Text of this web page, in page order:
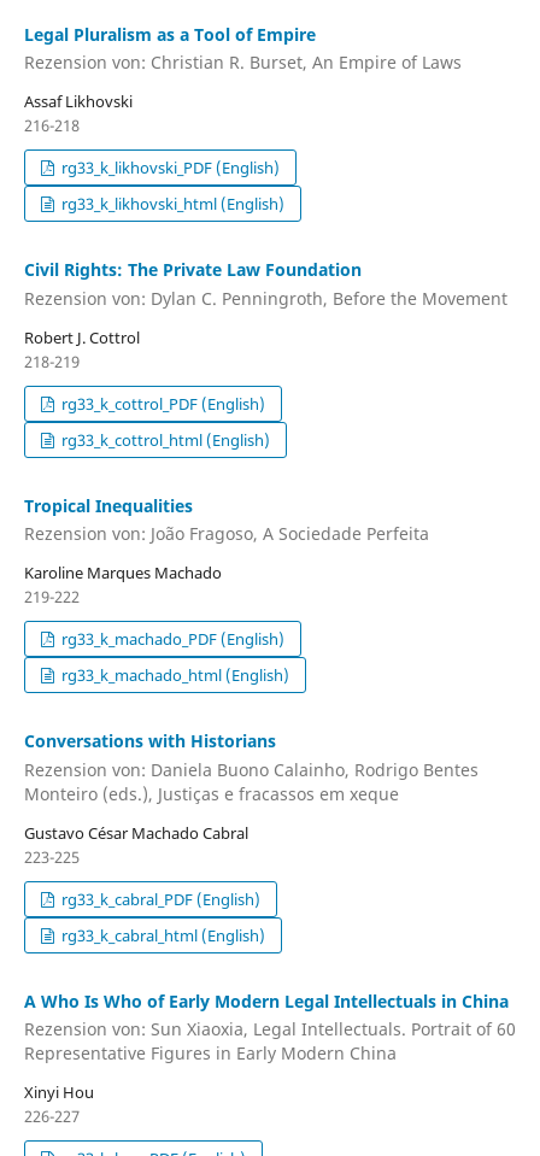
Legal Pluralism as a Tool of Empire
Rezension von: Christian R. Burset, An Empire of Laws
Assaf Likhovski
216-218
rg33_k_likhovski_PDF (English)
rg33_k_likhovski_html (English)
Civil Rights: The Private Law Foundation
Rezension von: Dylan C. Penningroth, Before the Movement
Robert J. Cottrol
218-219
rg33_k_cottrol_PDF (English)
rg33_k_cottrol_html (English)
Tropical Inequalities
Rezension von: João Fragoso, A Sociedade Perfeita
Karoline Marques Machado
219-222
rg33_k_machado_PDF (English)
rg33_k_machado_html (English)
Conversations with Historians
Rezension von: Daniela Buono Calainho, Rodrigo Bentes
Monteiro (eds.), Justiças e fracassos em xeque
Gustavo César Machado Cabral
223-225
rg33_k_cabral_PDF (English)
rg33_k_cabral_html (English)
A Who Is Who of Early Modern Legal Intellectuals in China
Rezension von: Sun Xiaoxia, Legal Intellectuals. Portrait of 60
Representative Figures in Early Modern China
Xinyi Hou
226-227